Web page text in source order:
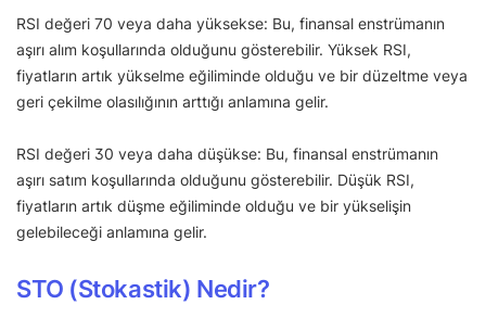
RSI değeri 70 veya daha yüksekse: Bu, finansal enstrümanın
aşırı alım koşullarında olduğunu gösterebilir. Yüksek RSI,
fiyatların artık yükselme eğiliminde olduğu ve bir düzeltme veya
geri çekilme olasılığının arttığı anlamına gelir.
RSI değeri 30 veya daha düşükse: Bu, finansal enstrümanın
aşırı satım koşullarında olduğunu gösterebilir. Düşük RSI,
fiyatların artık düşme eğiliminde olduğu ve bir yükselişin
gelebileceği anlamına gelir.
STO (Stokastik) Nedir?